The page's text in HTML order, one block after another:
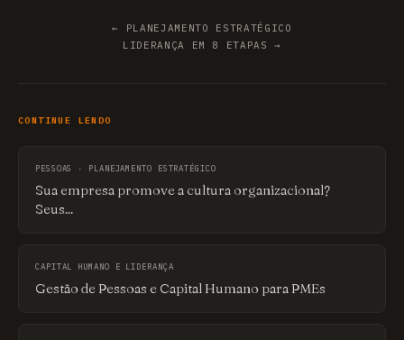
← PLANEJAMENTO ESTRATÉGICO
LIDERANÇA EM 8 ETAPAS →
CONTINUE LENDO
PESSOAS · PLANEJAMENTO ESTRATÉGICO
Sua empresa promove a cultura organizacional?
Seus...
CAPITAL HUMANO E LIDERANÇA
Gestão de Pessoas e Capital Humano para PMEs